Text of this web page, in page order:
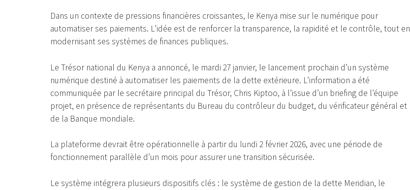
Dans un contexte de pressions financières croissantes, le Kenya mise sur le numérique pour
automatiser ses paiements. L’idée est de renforcer la transparence, la rapidité et le contrôle, tout en
modernisant ses systèmes de finances publiques.
Le Trésor national du Kenya a annoncé, le mardi 27 janvier, le lancement prochain d’un système
numérique destiné à automatiser les paiements de la dette extérieure. L’information a été
communiquée par le secrétaire principal du Trésor, Chris Kiptoo, à l’issue d’un briefing de l’équipe
projet, en présence de représentants du Bureau du contrôleur du budget, du vérificateur général et
de la Banque mondiale.
La plateforme devrait être opérationnelle à partir du lundi 2 février 2026, avec une période de
fonctionnement parallèle d’un mois pour assurer une transition sécurisée.
Le système intégrera plusieurs dispositifs clés : le système de gestion de la dette Meridian, le